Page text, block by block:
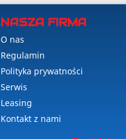
NASZA FIRMA
O nas
Regulamin
Polityka prywatności
Serwis
Leasing
Kontakt z nami